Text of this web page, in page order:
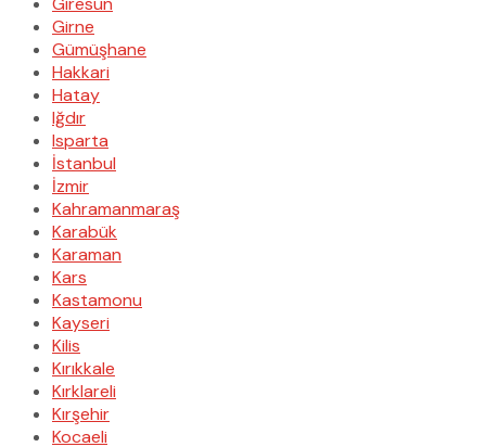
Girne
Gümüşhane
Hakkari
Hatay
Iğdır
Isparta
İstanbul
İzmir
Kahramanmaraş
Karabük
Karaman
Kars
Kastamonu
Kayseri
Kilis
Kırıkkale
Kırklareli
Kırşehir
Kocaeli